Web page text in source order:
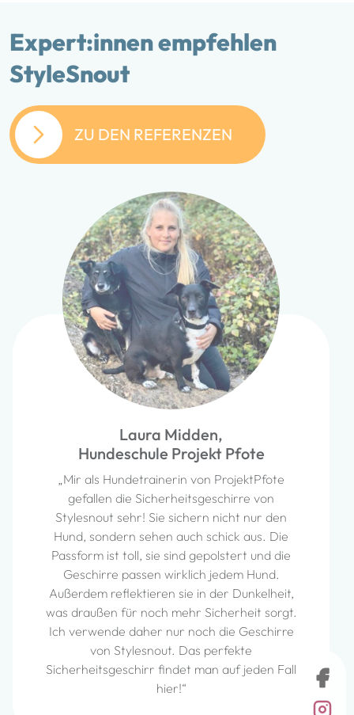
Expert:innen empfehlen
StyleSnout
ZU DEN REFERENZEN
Laura Midden,
Hundeschule Projekt Pfote
„Mir als Hundetrainerin von ProjektPfote
gefallen die Sicherheitsgeschirre von
Stylesnout sehr! Sie sichern nicht nur den
Hund, sondern sehen auch schick aus. Die
Passform ist toll, sie sind gepolstert und die
Geschirre passen wirklich jedem Hund.
Außerdem reflektieren sie in der Dunkelheit,
was draußen für noch mehr Sicherheit sorgt.
Ich verwende daher nur noch die Geschirre
von Stylesnout. Das perfekte
Sicherheitsgeschirr findet man auf jeden Fall
hier!“